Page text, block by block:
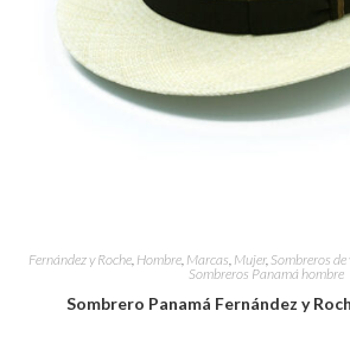
Fernández y Roche, Hombre, Marcas, Mujer, Sombreros de
Sombreros Panamá hombre
Sombrero Panamá Fernández y